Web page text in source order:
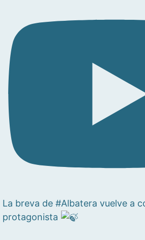
La breva de #Albatera vuelve a
protagonista